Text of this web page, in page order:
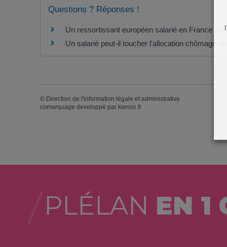
Questions ? Réponses !
Un ressortissant européen salarié en France a-
Un salarié peut-il toucher l'allocation chômage
© Direction de l'information légale et administrative
comarquage developpé par kienso.fr
PLÉLAN EN 1